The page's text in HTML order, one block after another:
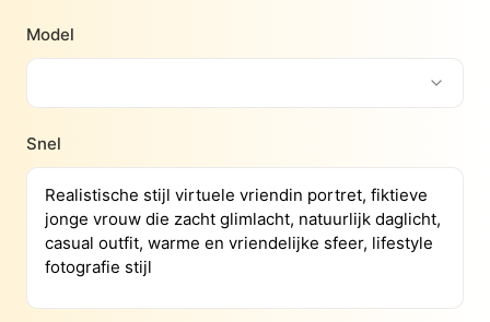
Model
Snel